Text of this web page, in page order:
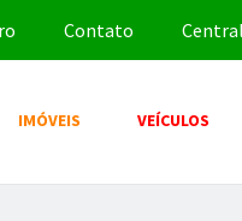
Contato
IMÓVEIS VEÍCULOS